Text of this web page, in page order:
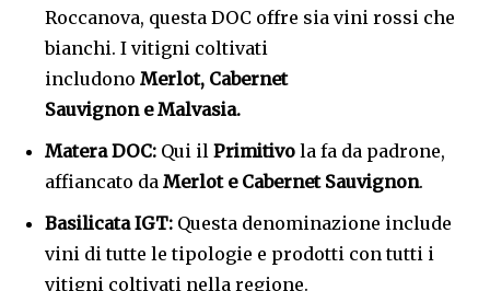
Roccanova, questa DOC offre sia vini rossi che
bianchi. I vitigni coltivati
includono Merlot, Cabernet
Sauvignon e Malvasia.
Matera DOC: Qui il Primitivo la fa da padrone,
affiancato da Merlote Cabernet Sauvignon.
Basilicata IGT: Questa denominazione include
vini di tutte le tipologie e prodotti con tutti i
vitigni coltivati nella regione.